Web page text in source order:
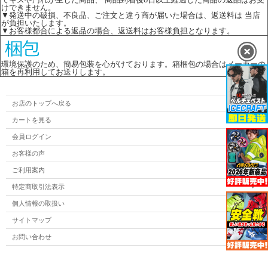
けできません。
▼発送中の破損、不良品、ご注文と違う商が届いた場合は、返送料は 当店
が負担いたします。
▼お客様都合による返品の場合、返送料はお客様負担となります。
環境保護のため、簡易包装を心がけております。箱梱包の場合はメーカーの
箱を再利用してお送りします。
お店のトップへ戻る
カートを見る
会員ログイン
お客様の声
ご利用案内
特定商取引法表示
個人情報の取扱い
サイトマップ
お問い合わせ